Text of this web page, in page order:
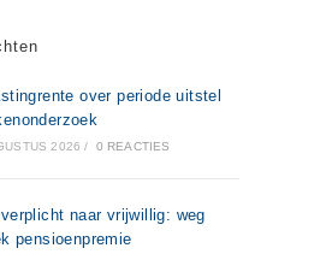
over periode uitstel
2026 / 0 REACTIES
naar vrijwillig: weg
pensioenpremie